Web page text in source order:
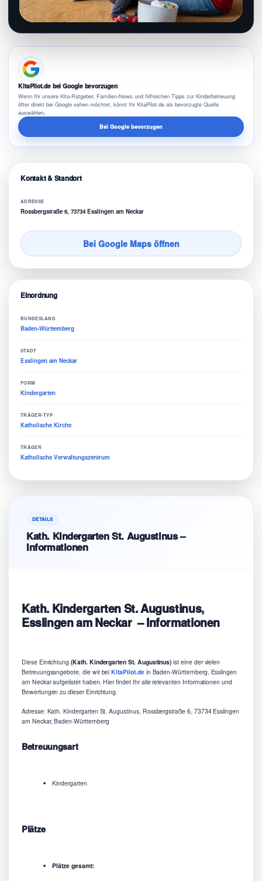
KitaPilot.de bei Google bevorzugen
Wenn Ihr unsere Kita-Ratgeber, Familien-News und hilfreichen Tipps zur Kinderbetreuung
öfter direkt bei Google sehen möchtet, könnt Ihr KitaPilot.de als bevorzugte Quelle
auswählen.
Bei Google bevorzugen
Kontakt & Standort
ADRESSE
Rossbergstraße 6, 73734 Esslingen am Neckar
Bei Google Maps öffnen
Einordnung
BUNDESLAND
Baden-Württemberg
STADT
Esslingen am Neckar
FORM
Kindergarten
TRÄGER-TYP
Katholische Kirche
TRÄGER
Katholische Verwaltungszentrum
DETAILS
Kath. Kindergarten St. Augustinus –
Informationen
Kath. Kindergarten St. Augustinus,
Esslingen am Neckar – Informationen
Diese Einrichtung (Kath. Kindergarten St. Augustinus) ist eine der vielen
Betreuungsangebote, die wir beiKitaPilot.dein Baden-Württemberg, Esslingen
am Neckar aufgelistet haben. Hier findet Ihr alle relevanten Informationen und
Bewertungen zu dieser Einrichtung.
Adresse: Kath. Kindergarten St. Augustinus, Rossbergstraße 6, 73734 Esslingen
am Neckar, Baden-Württemberg
Betreuungsart
Kindergarten
Plätze
Plätze gesamt: